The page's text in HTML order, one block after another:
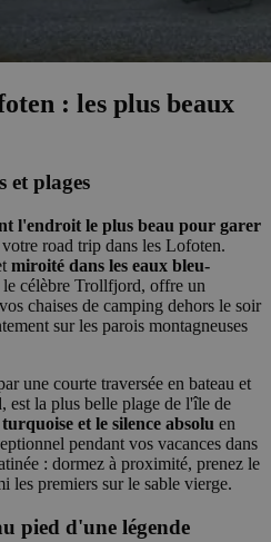
: les plus beaux
et plages
l'endroit le plus beau pour garer
road trip dans les Lofoten.
miroité dans les eaux bleu-
célèbre Trollfjord, offre un
chaises de camping dehors le soir
sur les parois montagneuses
une courte traversée en bateau et
est la plus belle plage de l'île de
et le silence absolu en
pendant vos vacances dans
: dormez à proximité, prenez le
les premiers sur le sable vierge.
pied d'une légende